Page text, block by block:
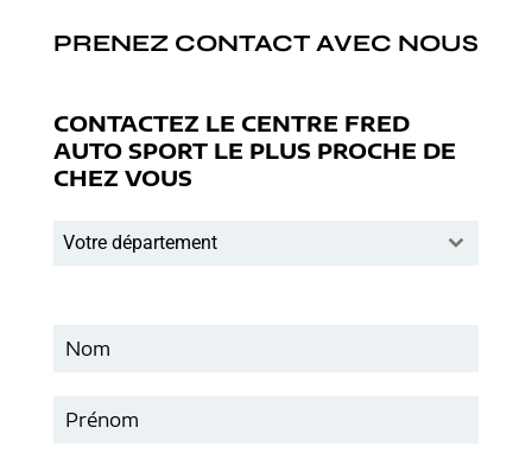
PRENEZ CONTACT AVEC NOUS
CONTACTEZ LE CENTRE FRED
AUTO SPORT LE PLUS PROCHE DE
CHEZ VOUS
Votre département